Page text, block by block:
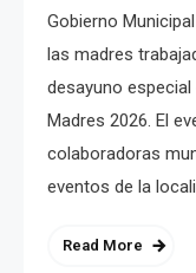
Gobierno
las madres
desayuno
Madres 2026. El
colaboradoras
eventos de la
Read More